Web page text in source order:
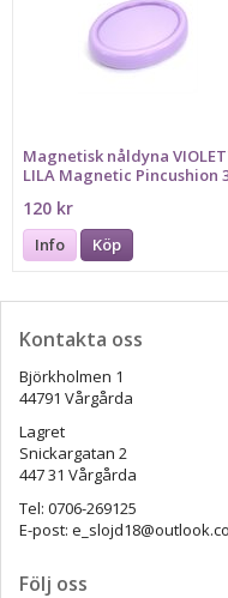
Magnetisk nåldyna
LILA Magnetic Pincushion
120 kr
Info Köp
Kontakta oss
Björkholmen 1
44791 Vårgårda
Lagret
Snickargatan 2
447 31 Vårgårda
Tel: 0706-269125
E-post:
Följ oss